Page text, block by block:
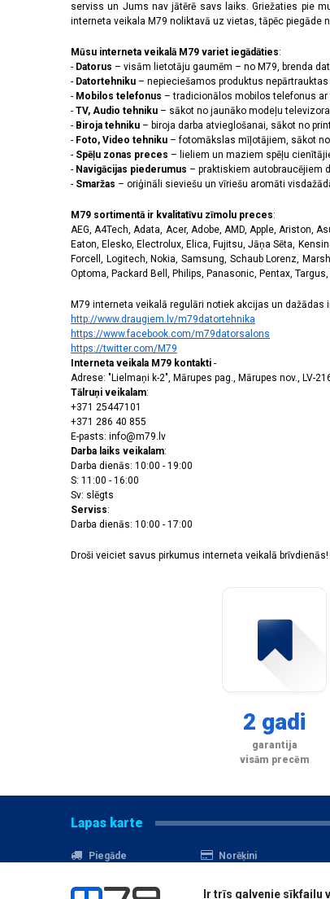
serviss un Jums nav jātērē savs laiks. Griežaties pie
interneta veikala M79 noliktavā uz vietas, tāpēc piegāde
Mūsu interneta veikalā M79 variet iegādāties:
- Datorus – visām lietotāju gaumēm – no M79, brenda
- Datortehniku – nepieciešamos produktus
- Mobilos telefonus – tradicionālos mobilos telefonus
- TV, Audio tehniku – sākot no jaunāko modeļu
- Biroja tehniku – biroja darba atvieglošanai, sākot no
- Foto, Video tehniku – fotomākslas mīļotājiem, sākot
- Spēļu zonas preces – lieliem un maziem spēļu
- Navigācijas piederumus – praktiskiem autobraucējiem
- Smaržas – oriģināli sieviešu un vīriešu aromāti
M79 sortimentā ir kvalitatīvu zīmolu preces:
AEG, A4Tech, Adata, Acer, Adobe, AMD, Apple, Ariston,
Eaton, Elesko, Electrolux, Elica, Fujitsu, Jāņa Sēta,
Forcell, Logitech, Nokia, Samsung, Schaub Lorenz,
Optoma, Packard Bell, Philips, Panasonic, Pentax,
M79 interneta veikalā regulāri notiek akcijas un
http://www.draugiem.lv/m79datortehnika
https://www.facebook.com/m79datorsalons
https://twitter.com/M79
Interneta veikala M79 kontakti -
Adrese: "Lielmaņi k-2", Mārupes pag., Mārupes nov., LV-
Tālruņi veikalam:
+371 25447101
+371 286 40 855
E-pasts: info@m79.lv
Darba laiks veikalam:
Darba dienās: 10:00 - 19:00
S: 11:00 - 16:00
Sv: slēgts
Serviss:
Darba dienās: 10:00 - 17:00
Droši veiciet savus pirkumus interneta veikalā
2 gadi
garantija
visām precēm
Lapas karte
Piegāde
Norēķini
Akcijas
Serviss
Ir trīs galvenie sīkfailu